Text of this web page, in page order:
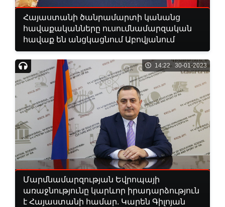
Հայաստանի ծանրամարտի կանանց
հավաքականները ուսումնամարզական
հավաք են անցկացնում Աբովյանում
14:22 30-01-2023
Մարմնամարզության Եվրոպայի
առաջնությունը կարևոր իրադարձություն
է Հայաստանի համար. Կարեն Գիլոյան